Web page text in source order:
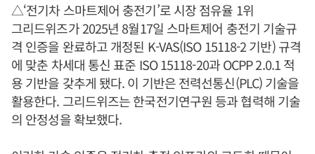
△‘전기차 스마트제어 충전기’로 시장 점유율 1위
그리드위즈가 2025년 8월17일 스마트제어 충전기 기술규
격 인증을 완료하고 개정된 K-VAS(ISO 15118-2 기반) 규격
에 맞춘 차세대 통신 표준 ISO 15118-20과 OCPP 2.0.1 적
용 기반을 갖추게 됐다. 이 기반은 전력선통신(PLC) 기술을
활용한다. 그리드위즈는 한국전기연구원 등과 협력해 기술
의 안정성을 확보했다.